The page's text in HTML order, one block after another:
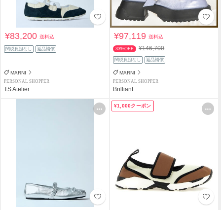
¥83,200送料込
関税負担なし 返品補償
MARNI
PERSONAL SHOPPER
TS Atelier
¥97,119送料込
33%OFF ¥146,700
関税負担なし 返品補償
MARNI
PERSONAL SHOPPER
Brilliant
¥1,000クーポン